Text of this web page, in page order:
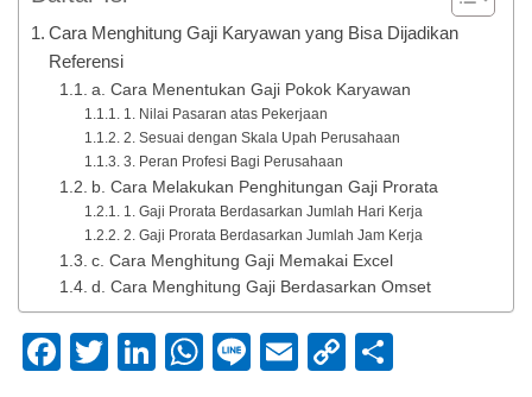
Cara Menghitung Gaji Karyawan yang Bisa Dijadikan
Referensi
a. Cara Menentukan Gaji Pokok Karyawan
1. Nilai Pasaran atas Pekerjaan
2. Sesuai dengan Skala Upah Perusahaan
3. Peran Profesi Bagi Perusahaan
b. Cara Melakukan Penghitungan Gaji Prorata
1. Gaji Prorata Berdasarkan Jumlah Hari Kerja
2. Gaji Prorata Berdasarkan Jumlah Jam Kerja
c. Cara Menghitung Gaji Memakai Excel
d. Cara Menghitung Gaji Berdasarkan Omset
Facebook
TwitterLinkedIn
WhatsApp
LineEmailCopy